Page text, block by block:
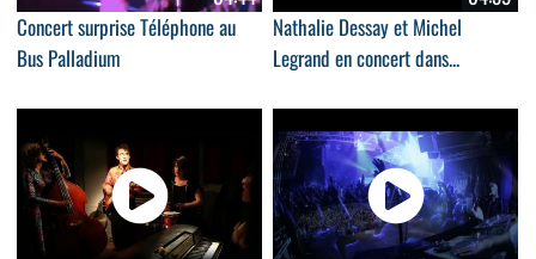
Concert surprise Téléphone au
Bus Palladium
Nathalie Dessay et Michel
Legrand en concert dans...